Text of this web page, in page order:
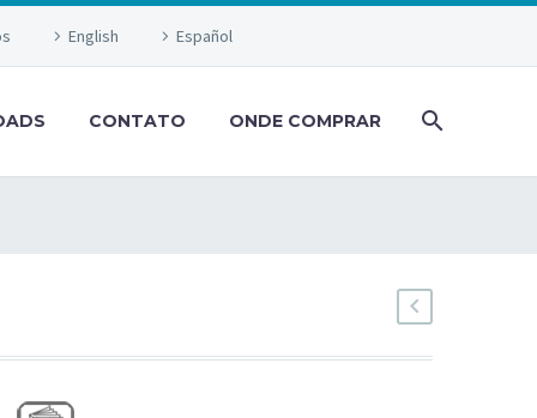
English Español
CONTATO ONDE COMPRAR